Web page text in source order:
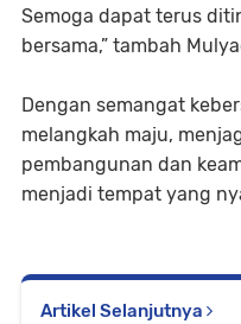
Semoga dapat terus
bersama,” tambah
Dengan semangat
melangkah maju,
pembangunan dan
menjadi tempat yang
Artikel Selanjutnya